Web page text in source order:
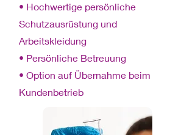
• Hochwertige persönliche
Schutzausrüstung und
Arbeitskleidung
• Persönliche Betreuung
• Option auf Übernahme beim
Kundenbetrieb